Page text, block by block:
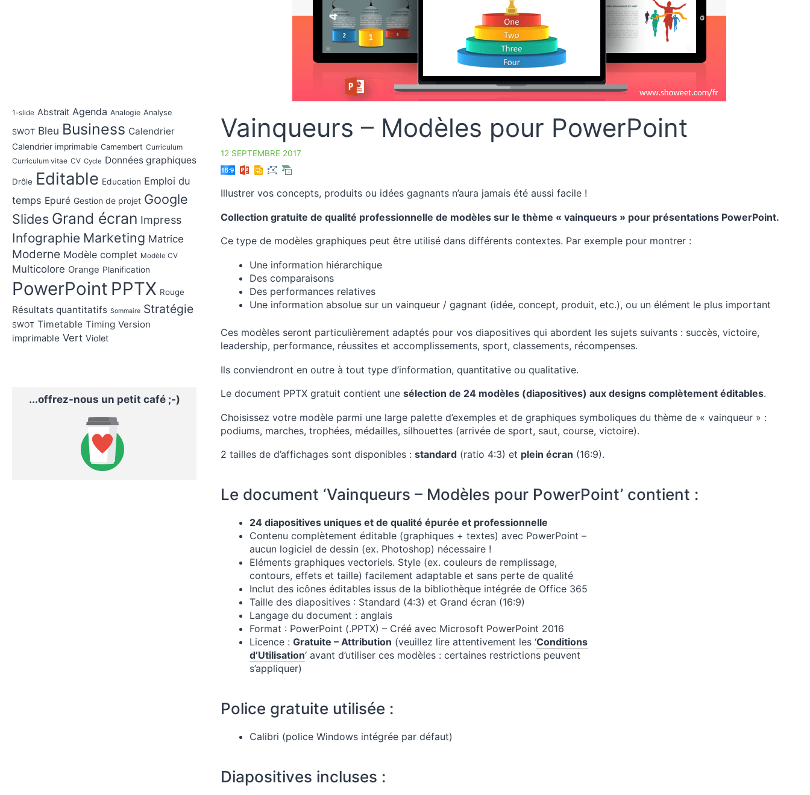
Vainqueurs – Modèles pour PowerPoint
12 SEPTEMBRE 2017
Illustrer vos concepts, produits ou idées gagnants n’aura jamais été aussi facile !
Collection gratuite de qualité professionnelle de modèles sur le thème « vainqueurs » pour présentations PowerPoint.
Ce type de modèles graphiques peut être utilisé dans différents contextes. Par exemple pour montrer :
Une information hiérarchique
Des comparaisons
Des performances relatives
Une information absolue sur un vainqueur / gagnant (idée, concept, produit, etc.), ou un élément le plus important
Ces modèles seront particulièrement adaptés pour vos diapositives qui abordent les sujets suivants : succès, victoire,
leadership, performance, réussites et accomplissements, sport, classements, récompenses.
Ils conviendront en outre à tout type d’information, quantitative ou qualitative.
Le document PPTX gratuit contient une sélection de 24 modèles (diapositives) aux designs complètement éditables.
Choisissez votre modèle parmi une large palette d’exemples et de graphiques symboliques du thème de « vainqueur » :
podiums, marches, trophées, médailles, silhouettes (arrivée de sport, saut, course, victoire).
2 tailles de d’affichages sont disponibles : standard (ratio 4:3) et plein écran (16:9).
Le document ‘Vainqueurs – Modèles pour PowerPoint’ contient :
24 diapositives uniques et de qualité épurée et professionnelle
Contenu complètement éditable (graphiques + textes) avec PowerPoint –
aucun logiciel de dessin (ex. Photoshop) nécessaire !
Eléments graphiques vectoriels. Style (ex. couleurs de remplissage,
contours, effets et taille) facilement adaptable et sans perte de qualité
Inclut des icônes éditables issus de la bibliothèque intégrée de Office 365
Taille des diapositives : Standard (4:3) et Grand écran (16:9)
Langage du document : anglais
Format : PowerPoint (.PPTX) – Créé avec Microsoft PowerPoint 2016
Licence : Gratuite – Attribution (veuillez lire attentivement les ‘Conditions
d’Utilisation‘ avant d’utiliser ces modèles : certaines restrictions peuvent
s’appliquer)
Police gratuite utilisée :
Calibri (police Windows intégrée par défaut)
Diapositives incluses :
1-slide Abstrait Agenda Analogie Analyse
SWOT Bleu Business Calendrier
Calendrier imprimable Camembert Curriculum
Curriculum vitae CV Cycle Données graphiques
Drôle Editable Education Emploi du
temps Epuré Gestion de projet Google
Slides Grand écran Impress
Infographie Marketing Matrice
Moderne Modèle complet Modèle CV
Multicolore Orange Planification
PowerPoint PPTX Rouge
Résultats quantitatifs Sommaire Stratégie
SWOT Timetable Timing Version
imprimable Vert Violet
...offrez-nous un petit café ;-)